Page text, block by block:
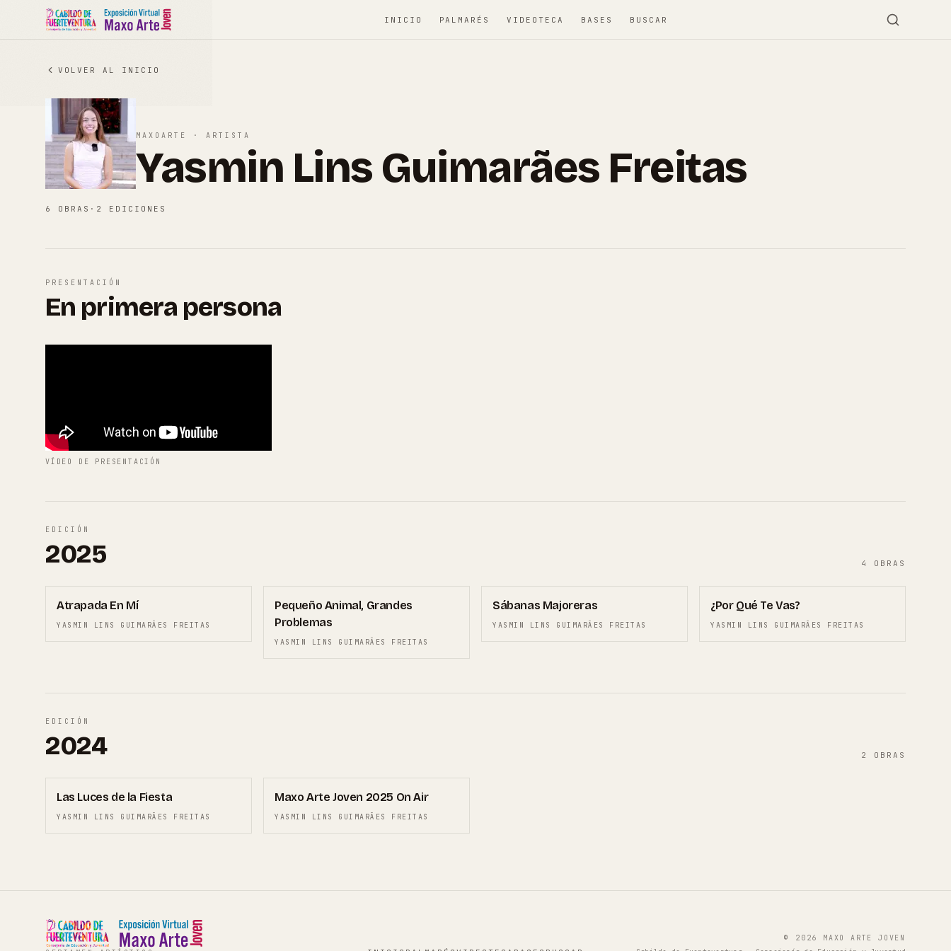
INICIO PALMARÉS VIDEOTECA BASES BUSCAR
VOLVER AL INICIO
MAXOARTE · ARTISTA
Yasmin Lins Guimarães Freitas
6 OBRAS · 2 EDICIONES
PRESENTACIÓN
En primera persona
VÍDEO DE PRESENTACIÓN
EDICIÓN
2025 4 OBRAS
03
Atrapada En Mí
YASMIN LINS GUIMARÃES FREITAS
03
Pequeño Animal, Grandes
Problemas
YASMIN LINS GUIMARÃES FREITAS
ACCÉSIT
Sábanas Majoreras
YASMIN LINS GUIMARÃES FREITAS
02
¿Por Qué Te Vas?
YASMIN LINS GUIMARÃES FREITAS
EDICIÓN
2024 2 OBRAS
03
Las Luces de la Fiesta
YASMIN LINS GUIMARÃES FREITAS
01
Maxo Arte Joven 2025 On Air
YASMIN LINS GUIMARÃES FREITAS
© 2026
MAXO ARTE JOVEN